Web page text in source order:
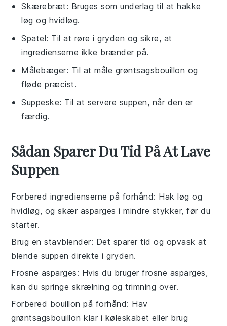
Skærebræt: Bruges som underlag til at hakke
løg og hvidløg.
Spatel: Til at røre i gryden og sikre, at
ingredienserne ikke brænder på.
Målebæger: Til at måle grøntsagsbouillon og
fløde præcist.
Suppeske: Til at servere suppen, når den er
færdig.
Sådan Sparer Du Tid På At Lave
Suppen
Forbered ingredienserne på forhånd: Hak løg og
hvidløg, og skær asparges i mindre stykker, før du
starter.
Brug en stavblender: Det sparer tid og opvask at
blende suppen direkte i gryden.
Frosne asparges: Hvis du brugerfrosne asparges,
kan du springe skrælning og trimning over.
Forbered bouillon på forhånd: Hav
grøntsagsbouillon klar i køleskabet eller brug